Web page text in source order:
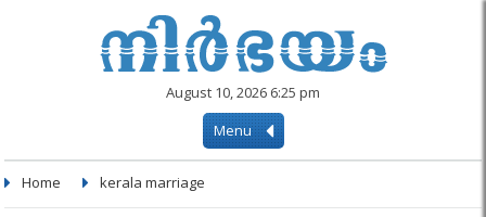
August 10, 2026 6:25 pm
Menu
Home kerala marriage